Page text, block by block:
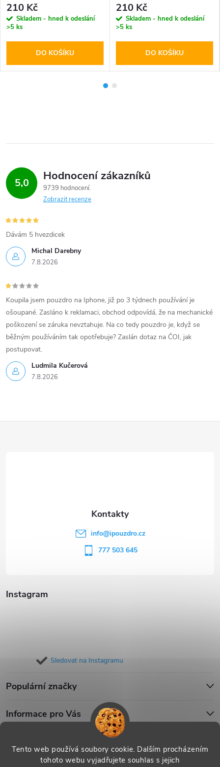
Tento web používá soubory cookie. Dalším procházením
tohoto webu vyjadřujete souhlas s jejich
210 Kč
Skladem - hned k odeslání
>5 ks
DO KOŠÍKU
210 Kč
Skladem - hned k odeslání
>5 ks
DO KOŠÍKU
5,0 Hodnocení zákazníků
9739 hodnocení
Zobrazit recenze
Michal Darebny
7.8.2026
Dávám 5 hvezdicek
Ludmila Kučerová
7.8.2026
Koupila jsem pouzdro na Iphone, již po 3 týdnech používání je
ošoupané. Zasláno k reklamaci, obchod odpovídá, že na mechanické
poškození se záruka nevztahuje. Na co tedy pouzdro je, když se
běžným používáním tak opotřebuje? Zaslán dotaz na ČOI, jak
postupovat.
Instagram
Sledovat na Instagramu
Populární značky
Informace pro Vás
info@ipouzdro.cz
777 503 645